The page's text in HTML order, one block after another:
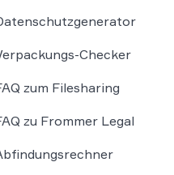
Checker
zum Filesharing
zu Frommer Legal